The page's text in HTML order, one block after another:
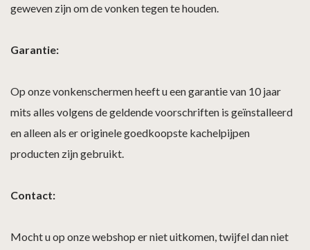
geweven zijn om de vonken tegen te houden.
Garantie:
Op onze vonkenschermen heeft u een garantie van 10 jaar
mits alles volgens de geldende voorschriften is geïnstalleerd
en alleen als er originele goedkoopste kachelpijpen
producten zijn gebruikt.
Contact:
Mocht u op onze webshop er niet uitkomen, twijfel dan niet